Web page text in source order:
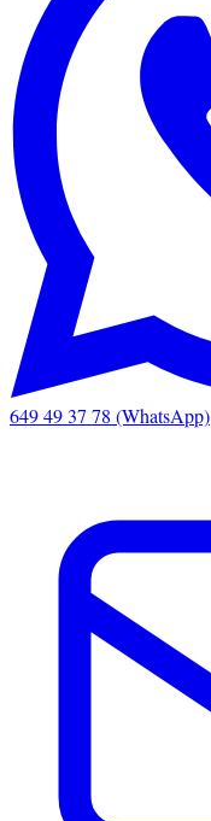
649 49 37 78 (WhatsApp)